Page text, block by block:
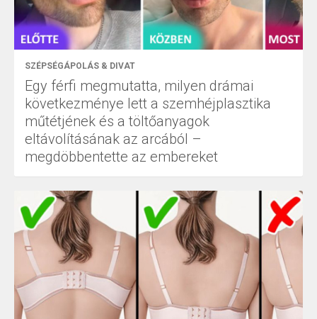
SZÉPSÉGÁPOLÁS & DIVAT
Egy férfi megmutatta, milyen drámai
következménye lett a szemhéjplasztika
műtétjének és a töltőanyagok
eltávolításának az arcából –
megdöbbentette az embereket